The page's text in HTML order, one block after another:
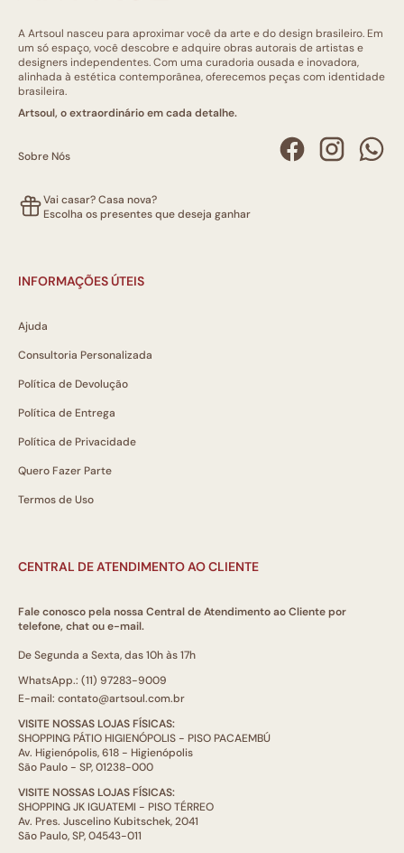
A Artsoul nasceu para aproximar você da arte e do design brasileiro. Em
um só espaço, você descobre e adquire obras autorais de artistas e
designers independentes. Com uma curadoria ousada e inovadora,
alinhada à estética contemporânea, oferecemos peças com identidade
brasileira.
Artsoul, o extraordinário em cada detalhe.
Sobre Nós
Vai casar? Casa nova?
Escolha os presentes que deseja ganhar
INFORMAÇÕES ÚTEIS
Ajuda
Consultoria Personalizada
Política de Devolução
Política de Entrega
Política de Privacidade
Quero Fazer Parte
Termos de Uso
CENTRAL DE ATENDIMENTO AO CLIENTE
Fale conosco pela nossa Central de Atendimento ao Cliente por
telefone, chat ou e-mail.
De Segunda a Sexta, das 10h às 17h
WhatsApp.: (11) 97283-9009
E-mail: contato@artsoul.com.br
VISITE NOSSAS LOJAS FÍSICAS:
SHOPPING PÁTIO HIGIENÓPOLIS - PISO PACAEMBÚ
Av. Higienópolis, 618 - Higienópolis
São Paulo - SP, 01238-000
VISITE NOSSAS LOJAS FÍSICAS:
SHOPPING JK IGUATEMI - PISO TÉRREO
Av. Pres. Juscelino Kubitschek, 2041
São Paulo, SP, 04543-011